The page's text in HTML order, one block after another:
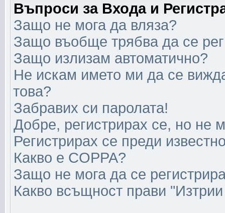
Въпроси за Входа и
Защо не мога да вляза?
Защо въобще трябва да се
Защо излизам автоматично?
Не искам името ми да се
това?
Забравих си паролата!
Добре, регистрирах се, но не
Регистрирах се преди
Какво е COPPA?
Защо не мога да се
Какво всъщност прави "Изтрии